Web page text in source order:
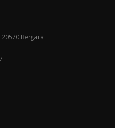
Bergara